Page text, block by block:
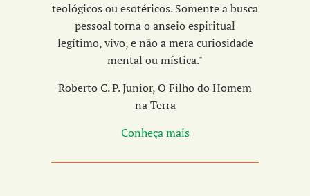
teológicos ou esotéricos. Somente a busca
pessoal torna o anseio espiritual
legítimo, vivo, e não a mera curiosidade
mental ou mística."
Roberto C. P. Junior, O Filho do Homem
na Terra
Conheça mais